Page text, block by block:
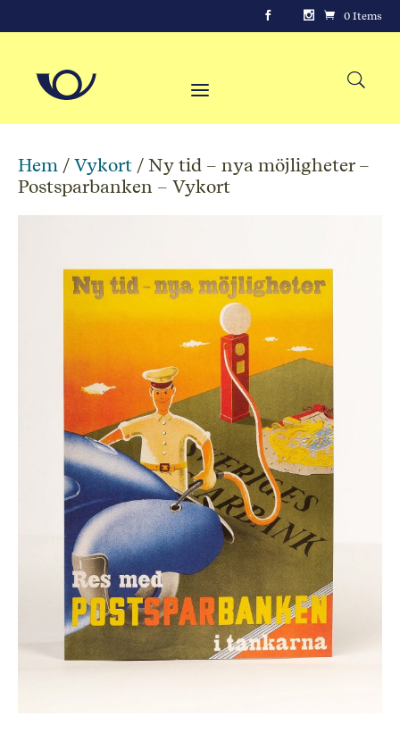
0 Items
Hem / Vykort / Ny tid – nya möjligheter –
Postsparbanken – Vykort